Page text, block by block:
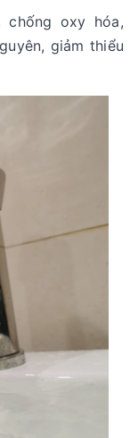
chống oxy hóa,
giảm thiểu